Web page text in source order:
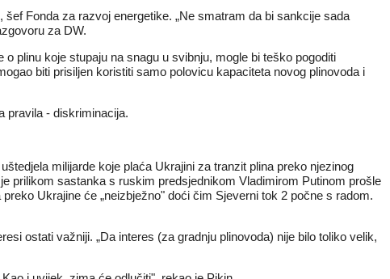
Fonda za razvoj energetike. „Ne smatram da bi sankcije sada
za DW.
plinu koje stupaju na snagu u svibnju, mogle bi teško pogoditi
biti prisiljen koristiti samo polovicu kapaciteta novog plinovoda i
pravila - diskriminacija.
milijarde koje plaća Ukrajini za tranzit plina preko njezinog
prilikom sastanka s ruskim predsjednikom Vladimirom Putinom prošle
Ukrajine će „neizbježno" doći čim Sjeverni tok 2 počne s radom.
ostati važniji. „Da interes (za gradnju plinovoda) nije bilo toliko velik,